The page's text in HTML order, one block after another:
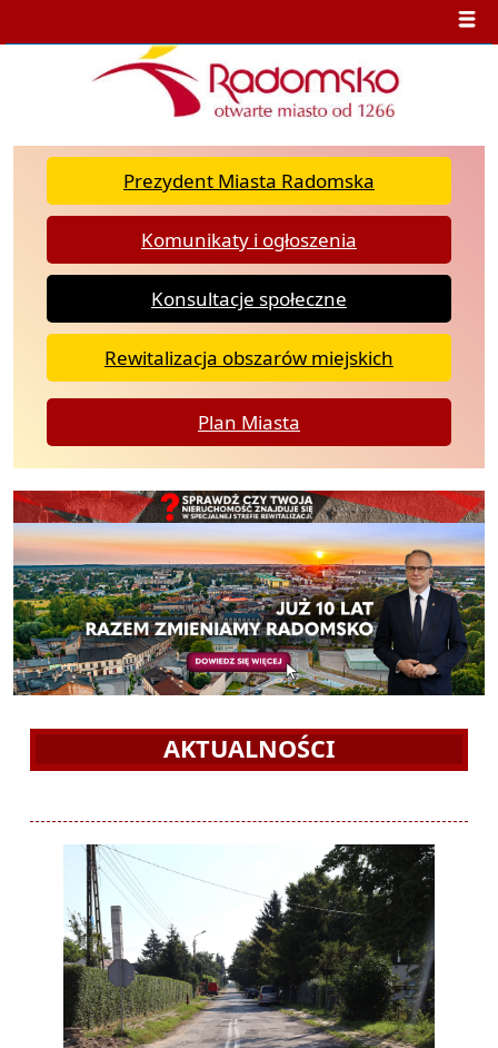
Prezydent Miasta Radomska
Komunikaty i ogłoszenia
Konsultacje społeczne
Rewitalizacja obszarów miejskich
Plan Miasta
AKTUALNOŚCI